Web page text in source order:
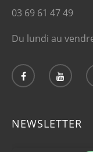
03 69 61 47 49
Du lundi au
NEWSLETTER